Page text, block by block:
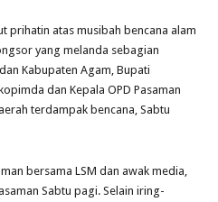
prihatin atas musibah bencana alam
yang melanda sebagian
Kabupaten Agam, Bupati
dan Kepala OPD Pasaman
terdampak bencana, Sabtu
bersama LSM dan awak media,
Sabtu pagi. Selain iring-